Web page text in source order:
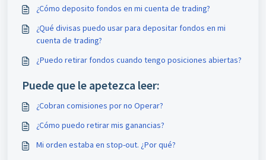
¿Cómo deposito fondos en mi cuenta de trading?
¿Qué divisas puedo usar para depositar fondos en mi
cuenta de trading?
¿Puedo retirar fondos cuando tengo posiciones abiertas?
Puede que le apetezca leer:
¿Cobran comisiones por no Operar?
¿Cómo puedo retirar mis ganancias?
Mi orden estaba en stop-out. ¿Por qué?